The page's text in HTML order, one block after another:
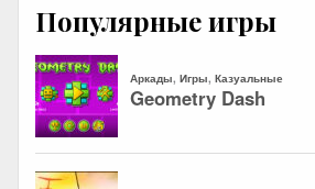
Популярные игры